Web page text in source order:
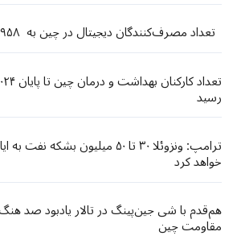
تعداد مصرف‌کنندگان دیجیتال در چین به ۹۵۸ میلیون نفر رسید
رسید
ترامپ: ونزوئلا ۳۰ تا ۵۰ میلیون
خواهد کرد
هم‌قدم با شی جین‌پینگ در تالار یادبود صد
مقاومت چین